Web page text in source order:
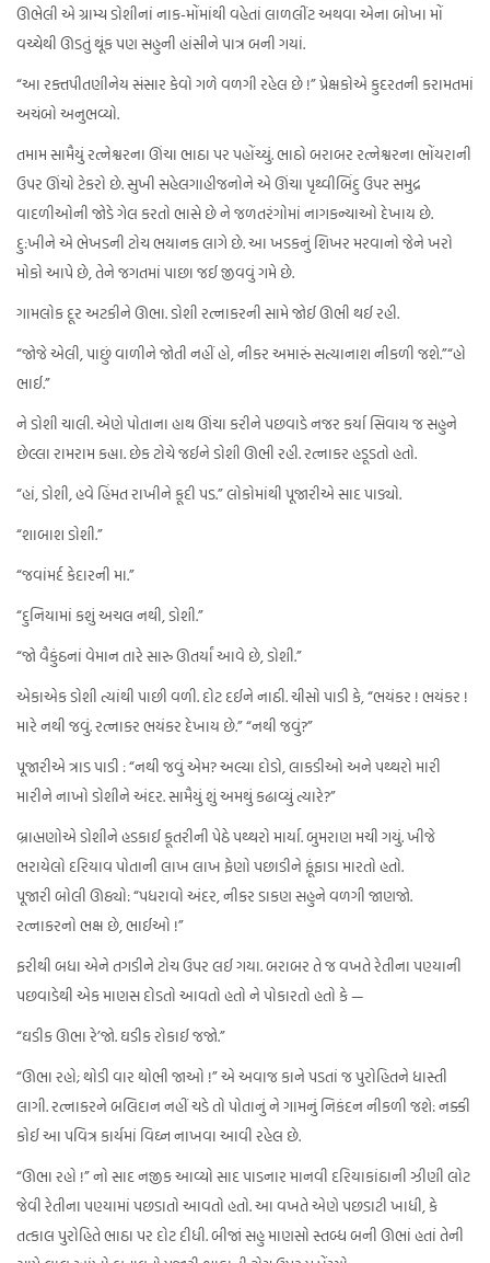
ઊભેલી એ ગ્રામ્ય ડોશીનાં નાક-મોંમાંથી વહેતાં લાળલીંટ અથવા એના બોખા મોં
વચ્ચેથી ઊડતું થૂંક પણ સહુની હાંસીને પાત્ર બની ગયાં.
“આ રક્તપીતણીનેય સંસાર કેવો ગળે વળગી રહેલ છે !” પ્રેક્ષકોએ કુદરતની કરામતમાં
અચંબો અનુભવ્યો.
તમામ સામૈયું રત્નેશ્વરના ઊંચા ભાઠા પર પહોંચ્યું. ભાઠો બરાબર રત્નેશ્વરના ભોંયરાની
ઉપર ઊંચો ટેકરો છે. સુખી સહેલગાહીજનોને એ ઊંચા પૃથ્વીબિંદુ ઉપર સમુદ્ર
વાદળીઓની જોડે ગેલ કરતો ભાસે છે ને જળતરંગોમાં નાગકન્યાઓ દેખાય છે.
દુ:ખીને એ ભેખડની ટોચ ભયાનક લાગે છે. આ ખડકનું શિખર મરવાનો જેને ખરો
મોકો આપે છે, તેને જગતમાં પાછા જઈ જીવવું ગમે છે.
ગામલોક દૂર અટકીને ઊભા. ડોશી રત્નાકરની સામે જોઈ ઊભી થઈ રહી.
“જોજે એલી, પાછું વાળીને જોતી નહીં હો, નીકર અમારું સત્યાનાશ નીકળી જશે.”“હો
ભાઈ.”
ને ડોશી ચાલી. એણે પોતાના હાથ ઊંચા કરીને પછવાડે નજર કર્યા સિવાય જ સહુને
છેલ્લા રામરામ કહ્યા. છેક ટોચે જઈને ડોશી ઊભી રહી. રત્નાકર હડૂડતો હતો.
“હાં, ડોશી, હવે હિંમત રાખીને કૂદી પડ.” લોકોમાંથી પૂજારીએ સાદ પાડ્યો.
“શાબાશ ડોશી.”
“જવાંમર્દ કેદારની મા.”
“દુનિયામાં કશું અચલ નથી, ડોશી.”
“જો વૈકુંઠનાં વેમાન તારે સારુ ઊતર્યાં આવે છે, ડોશી.”
એકાએક ડોશી ત્યાંથી પાછી વળી. દોટ દઈને નાઠી. ચીસો પાડી કે, “ભયંકર ! ભયંકર !
મારે નથી જવું. રત્નાકર ભયંકર દેખાય છે.” “નથી જવું?”
પૂજારીએ ત્રાડ પાડી : “નથી જવું એમ? અલ્યા દોડો, લાકડીઓ અને પથ્થરો મારી
મારીને નાખો ડોશીને અંદર. સામૈયું શું અમથું કઢાવ્યું ત્યારે?”
બ્રાહ્મણોએ ડોશીને હડકાઈ કૂતરીની પેઠે પથ્થરો માર્યા. બુમરાણ મચી ગયું. ખીજે
ભરાયેલો દરિયાવ પોતાની લાખ લાખ ફેણો પછાડીને ફૂંફાડા મારતો હતો.
પૂજારી બોલી ઊઠ્યો: “પધરાવો અંદર, નીકર ડાકણ સહુને વળગી જાણજો.
રત્નાકરનો ભક્ષ છે, ભાઈઓ !”
ફરીથી બધા એને તગડીને ટોચ ઉપર લઈ ગયા. બરાબર તે જ વખતે રેતીના પણ્યાની
પછવાડેથી એક માણસ દોડતો આવતો હતો ને પોકારતો હતો કે —
“ઘડીક ઊભા રે’જો. ઘડીક રોકાઈ જજો.”
“ઊભા રહો; થોડી વાર થોભી જાઓ !” એ અવાજ કાને પડતાં જ પુરોહિતને ધાસ્તી
લાગી. રત્નાકરને બલિદાન નહીં ચડે તો પોતાનું ને ગામનું નિકંદન નીકળી જશે: નક્કી
કોઈ આ પવિત્ર કાર્યમાં વિઘ્ન નાખવા આવી રહેલ છે.
“ઊભા રહો !” નો સાદ નજીક આવ્યો સાદ પાડનાર માનવી દરિયાકાંઠાની ઝીણી લોટ
જેવી રેતીના પણ્યામાં પછડાતો આવતો હતો. આ વખતે એણે પછડાટી ખાધી, કે
તત્કાલ પુરોહિતે ભાઠા પર દોટ દીધી. બીજાં સહુ માણસો સ્તબ્ધ બની ઊભાં હતાં તેની